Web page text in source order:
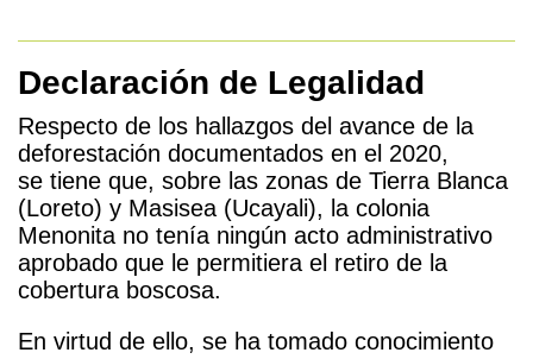
Declaración de Legalidad
Respecto de los hallazgos del avance de la
deforestación documentados en el 2020,
se tiene que, sobre las zonas de Tierra Blanca
(Loreto) y Masisea (Ucayali), la colonia
Menonita no tenía ningún acto administrativo
aprobado que le permitiera el retiro de la
cobertura boscosa.
En virtud de ello, se ha tomado conocimiento